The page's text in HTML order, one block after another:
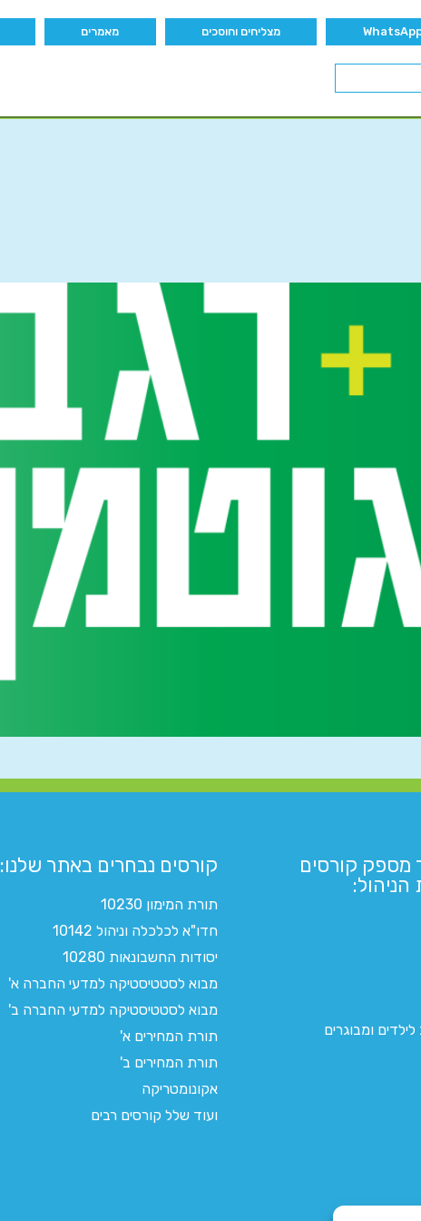
מצליחים וחוסכים מאמרים
מספק קורסים
הניהול:
ומבוגרים
קורסים נבחרים באתר שלנו:​
תורת המימון 10230
חדו"א לכלכלה וניהול 10142
יסודות החשבונאות 10280
מבוא לסטטיסטיקה למדעי החברה א'
מבוא לסטטיסטיקה למדעי החברה ב'
תורת המחירים א'
תורת המחירים ב'
אקונומטריקה
ועוד שלל קורסים רבים